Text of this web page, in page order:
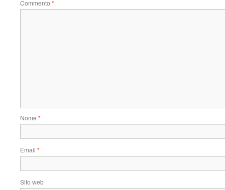
Commento *
Nome *
Email *
Sito web